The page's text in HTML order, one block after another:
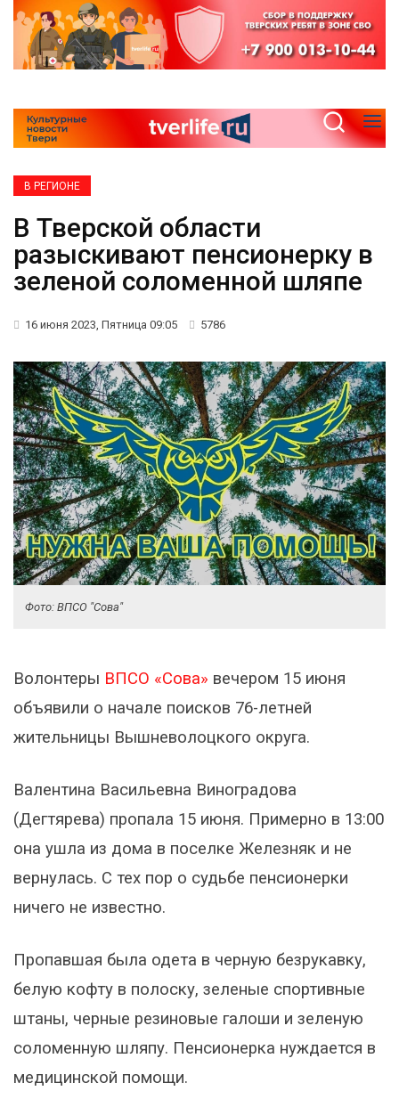
В РЕГИОНЕ
В Тверской области
разыскивают пенсионерку в
зеленой соломенной шляпе
16 июня 2023, Пятница 09:05 5786
Фото: ВПСО "Сова"
Волонтеры ВПСО «Сова» вечером 15 июня
объявили о начале поисков 76-летней
жительницы Вышневолоцкого округа.
Валентина Васильевна Виноградова
(Дегтярева) пропала 15 июня. Примерно в 13:00
она ушла из дома в поселке Железняк и не
вернулась. С тех пор о судьбе пенсионерки
ничего не известно.
Пропавшая была одета в черную безрукавку,
белую кофту в полоску, зеленые спортивные
штаны, черные резиновые галоши и зеленую
соломенную шляпу. Пенсионерка нуждается в
медицинской помощи.